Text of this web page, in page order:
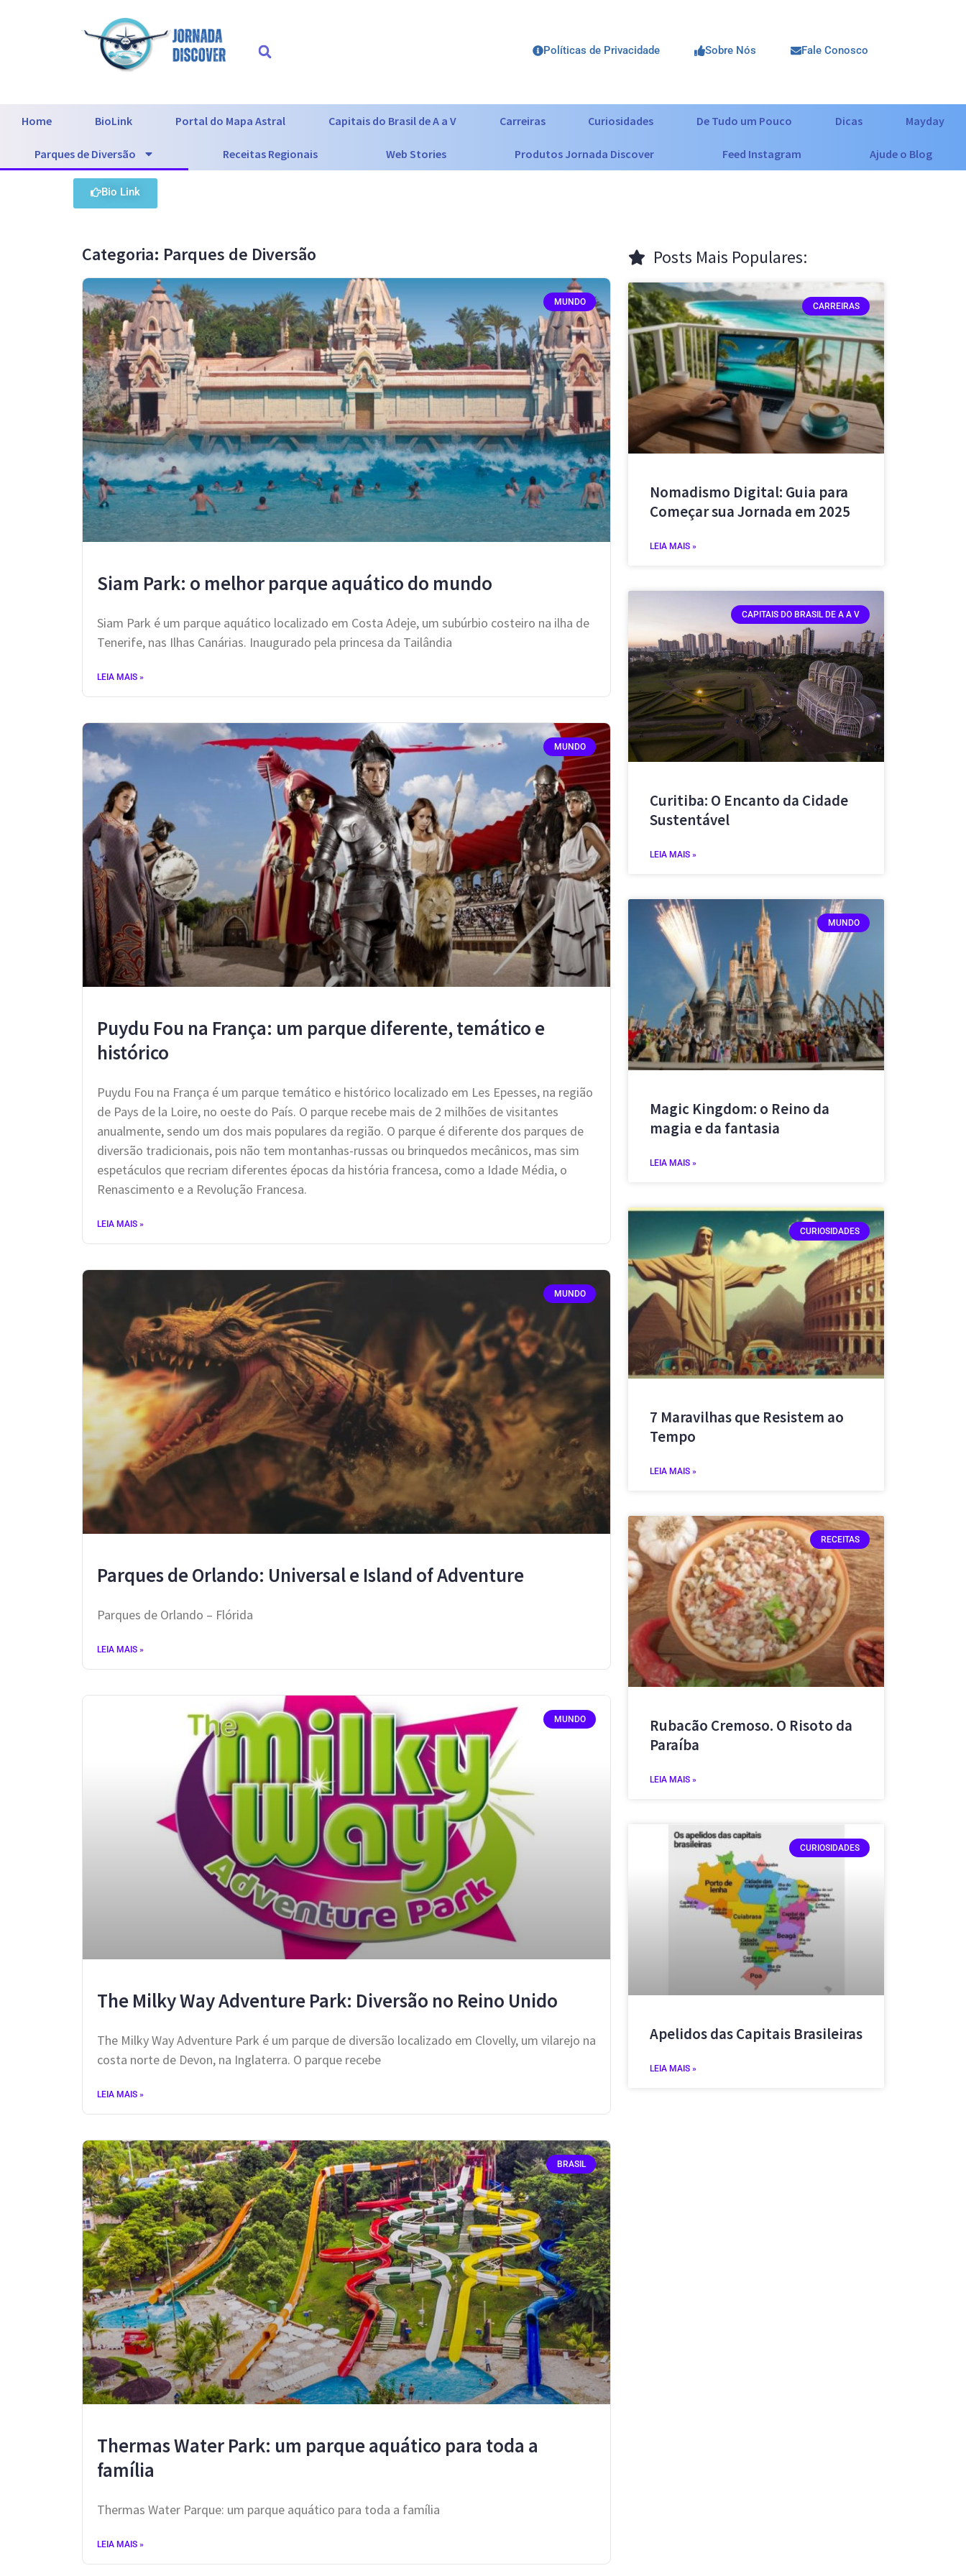
Políticas de Privacidade Sobre Nós Fale Conosco
Home BioLink Portal do Mapa Astral Capitais do Brasil de A a V Carreiras Curiosidades De Tudo um Pouco Dicas Mayday
Parques de Diversão Receitas Regionais Web Stories Produtos Jornada Discover Feed Instagram Ajude o Blog
Bio Link
Categoria: Parques de Diversão
MUNDO
Siam Park: o melhor parque aquático do mundo
Siam Park é um parque aquático localizado em Costa Adeje, um subúrbio costeiro na ilha de
Tenerife, nas Ilhas Canárias. Inaugurado pela princesa da Tailândia
LEIA MAIS »
MUNDO
Puydu Fou na França: um parque diferente, temático e
histórico
Puydu Fou na França é um parque temático e histórico localizado em Les Epesses, na região
de Pays de la Loire, no oeste do País. O parque recebe mais de 2 milhões de visitantes
anualmente, sendo um dos mais populares da região. O parque é diferente dos parques de
diversão tradicionais, pois não tem montanhas-russas ou brinquedos mecânicos, mas sim
espetáculos que recriam diferentes épocas da história francesa, como a Idade Média, o
Renascimento e a Revolução Francesa.
LEIA MAIS »
MUNDO
Parques de Orlando: Universal e Island of Adventure
Parques de Orlando – Flórida
LEIA MAIS »
MUNDO
The Milky Way Adventure Park: Diversão no Reino Unido
The Milky Way Adventure Park é um parque de diversão localizado em Clovelly, um vilarejo na
costa norte de Devon, na Inglaterra. O parque recebe
LEIA MAIS »
BRASIL
Thermas Water Park: um parque aquático para toda a
família
Thermas Water Parque: um parque aquático para toda a família
LEIA MAIS »
Posts Mais Populares:
CARREIRAS
Nomadismo Digital: Guia para
Começar sua Jornada em 2025
LEIA MAIS »
CAPITAIS DO BRASIL DE A A V
Curitiba: O Encanto da Cidade
Sustentável
LEIA MAIS »
MUNDO
Magic Kingdom: o Reino da
magia e da fantasia
LEIA MAIS »
CURIOSIDADES
7 Maravilhas que Resistem ao
Tempo
LEIA MAIS »
RECEITAS
Rubacão Cremoso. O Risoto da
Paraíba
LEIA MAIS »
CURIOSIDADES
Apelidos das Capitais Brasileiras
LEIA MAIS »